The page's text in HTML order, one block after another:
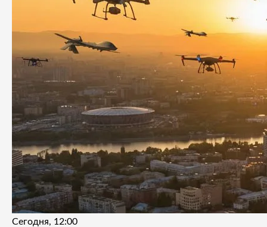
Сегодня, 12:00